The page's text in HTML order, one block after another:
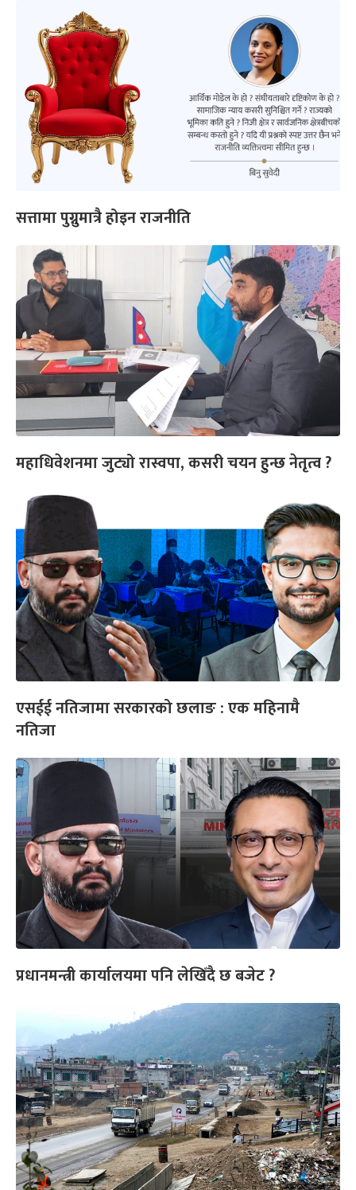
सत्तामा पुग्नुमात्रै होइन राजनीति
महाधिवेशनमा जुट्यो रास्वपा, कसरी चयन हुन्छ नेतृत्व ?
एसईई नतिजामा सरकारको छलाङ : एक महिनामै
नतिजा
प्रधानमन्त्री कार्यालयमा पनि लेखिँदै छ बजेट ?